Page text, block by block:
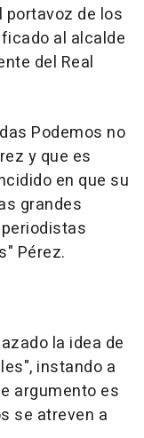
portavoz de los
al alcalde
del Real
Podemos no
y que es
en que su
grandes
Pérez.
la idea de
instando a
argumento es
se atreven a